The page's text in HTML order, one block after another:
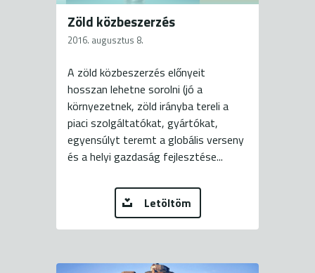
Zöld közbeszerzés
2016. augusztus 8.
A zöld közbeszerzés előnyeit
hosszan lehetne sorolni (jó a
környezetnek, zöld irányba tereli a
piaci szolgáltatókat, gyártókat,
egyensúlyt teremt a globális verseny
és a helyi gazdaság fejlesztése...
Letöltöm